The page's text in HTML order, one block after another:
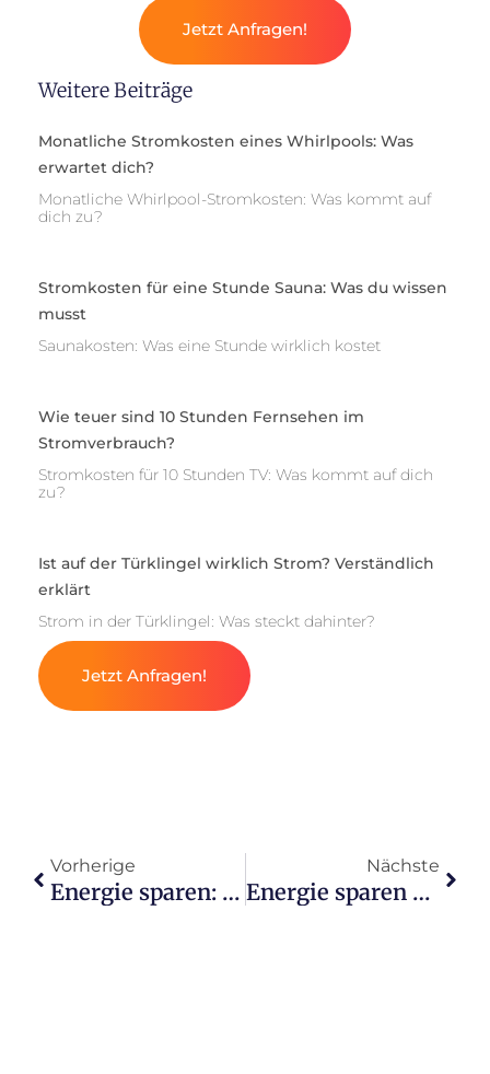
Jetzt Anfragen!
Weitere Beiträge
Monatliche Stromkosten eines Whirlpools: Was
erwartet dich?
Monatliche Whirlpool-Stromkosten: Was kommt auf
dich zu?
Stromkosten für eine Stunde Sauna: Was du wissen
musst
Saunakosten: Was eine Stunde wirklich kostet
Wie teuer sind 10 Stunden Fernsehen im
Stromverbrauch?
Stromkosten für 10 Stunden TV: Was kommt auf dich
zu?
Ist auf der Türklingel wirklich Strom? Verständlich
erklärt
Strom in der Türklingel: Was steckt dahinter?
Jetzt Anfragen!
Vorherige
Energie sparen: Welcher Trockner ist am effizientesten?
Nächste
Energie sparen Welche Kühl Gefrierkombis sind am sparsamsten